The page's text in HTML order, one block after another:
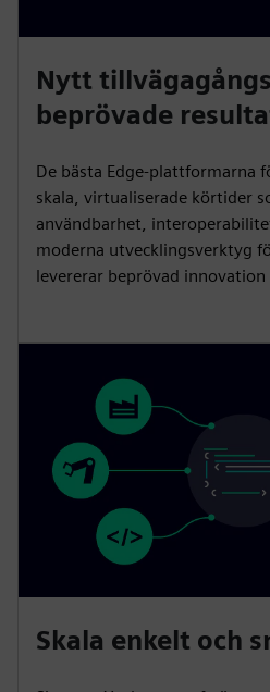
Nytt
beprövade
De bästa Edge-plattformarna
skala, virtualiserade körtider
användbarhet,
moderna utvecklingsverktyg
levererar beprövad innovation
Skala enkelt och